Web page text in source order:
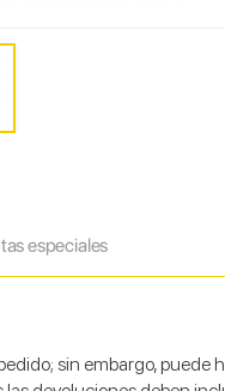
especiales
sin embargo,